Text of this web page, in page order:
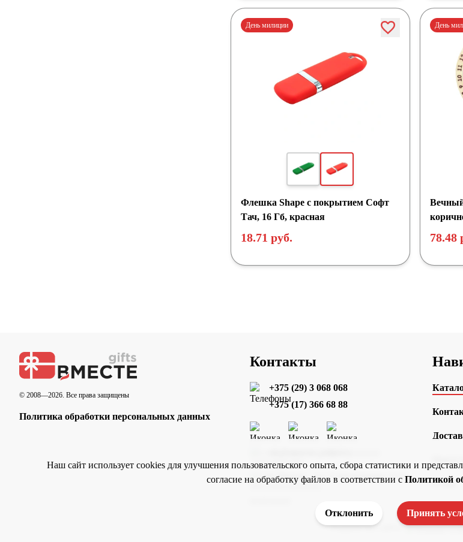
День милиции
Флешка Shape с покрытием Софт
Тач, 16 Гб, красная
18.71 руб.
День
Вечный
78.48
© 2008—2026. Все права защищены
Политика обработки персональных данных
Контакты
+375 (29) 3 068 068
+375 (17) 366 68 88
г. Минск, ул. Смолячкова, 9-15
О нас
Разработка сайта
Наш сайт использует cookies для улучшения пользовательского опыта, сбора статистики и
согласие на обработку файлов в соответствии с Политикой
Отклонить Принять